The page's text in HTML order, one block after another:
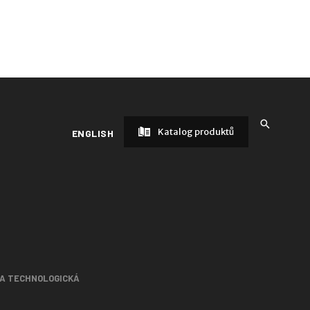
ENGLISH Katalog produktů
TECHNOLOGICKÁ